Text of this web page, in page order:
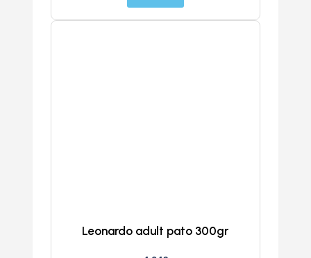
Leonardo adult pato 300gr